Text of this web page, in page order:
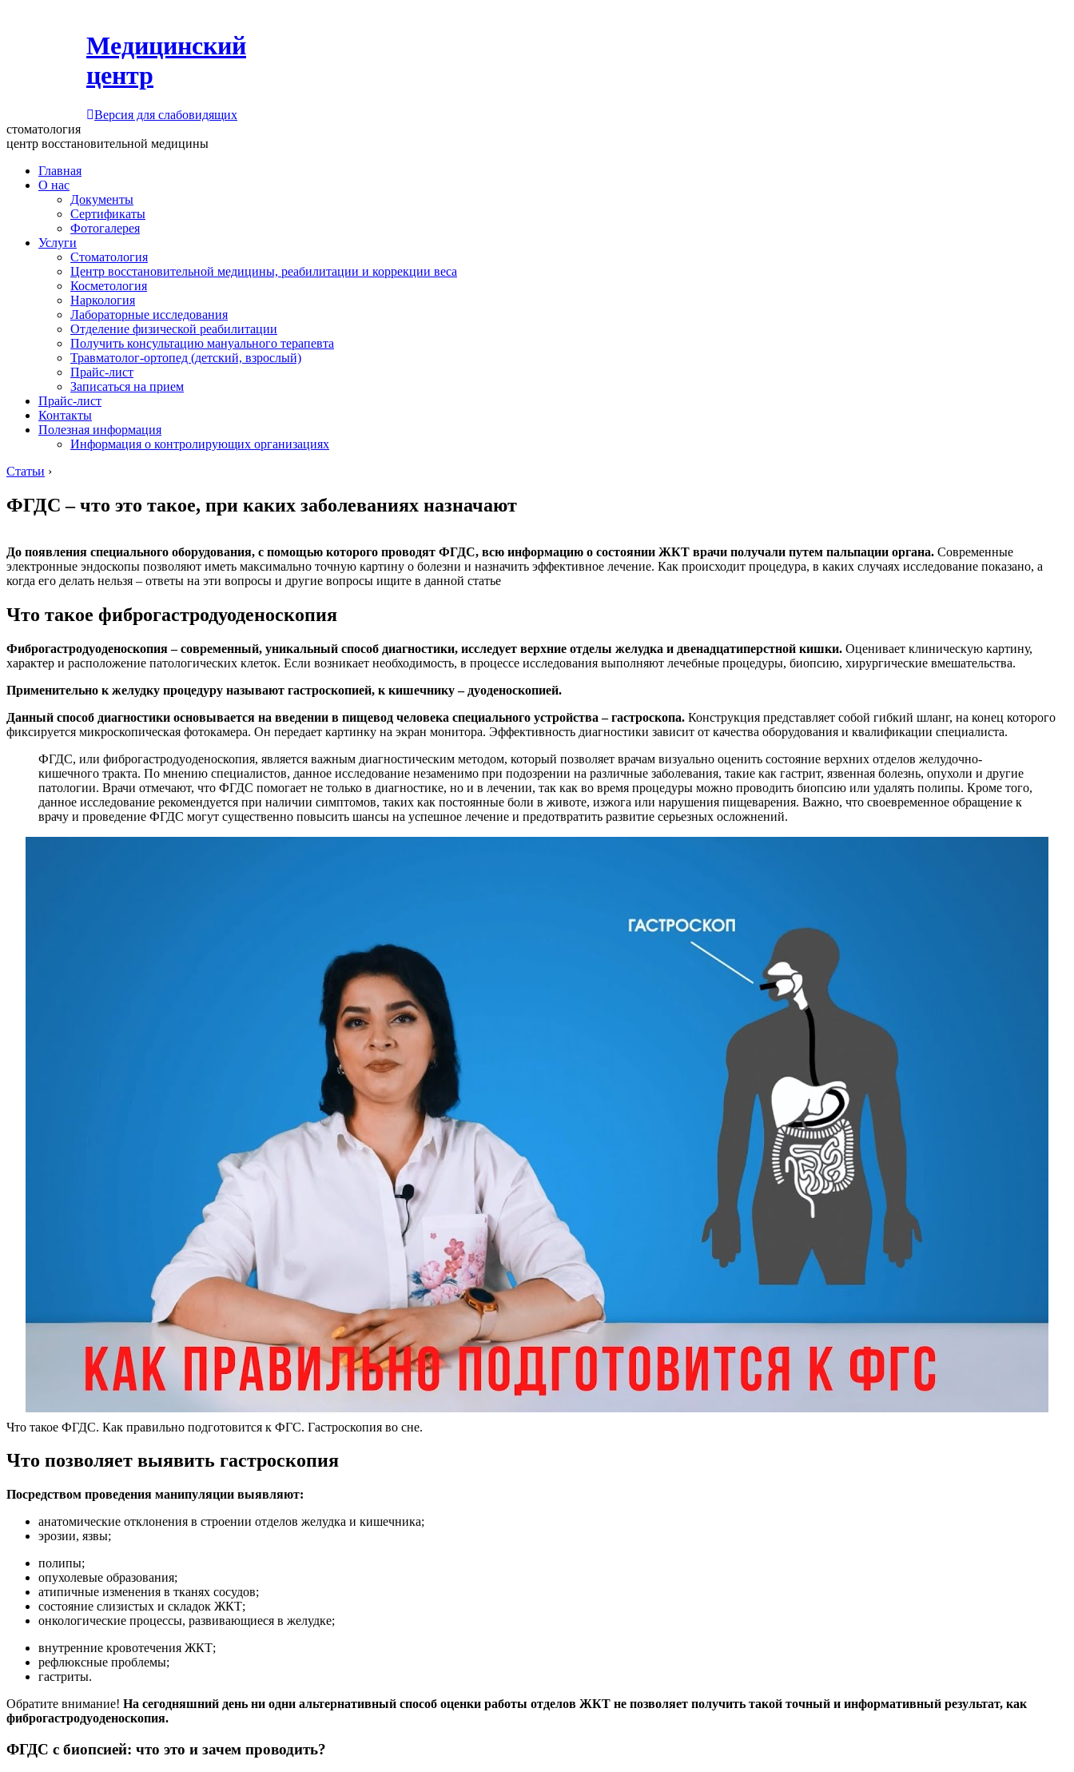
Медицинский
центр
Версия для слабовидящих
стоматология
центр восстановительной медицины
Главная
О нас
Документы
Сертификаты
Фотогалерея
Услуги
Стоматология
Центр восстановительной медицины, реабилитации и коррекции веса
Косметология
Наркология
Лабораторные исследования
Отделение физической реабилитации
Получить консультацию мануального терапевта
Травматолог-ортопед (детский, взрослый)
Прайс-лист
Записаться на прием
Прайс-лист
Контакты
Полезная информация
Информация о контролирующих организациях
Статьи ›
ФГДС – что это такое, при каких заболеваниях назначают
До появления специального оборудования, с помощью которого проводят ФГДС, всю информацию о состоянии ЖКТ врачи получали путем пальпации органа. Современные
электронные эндоскопы позволяют иметь максимально точную картину о болезни и назначить эффективное лечение. Как происходит процедура, в каких случаях исследование показано, а
когда его делать нельзя – ответы на эти вопросы и другие вопросы ищите в данной статье
Что такое фиброгастродуоденоскопия
Фиброгастродуоденоскопия – современный, уникальный способ диагностики, исследует верхние отделы желудка и двенадцатиперстной кишки. Оценивает клиническую картину,
характер и расположение патологических клеток. Если возникает необходимость, в процессе исследования выполняют лечебные процедуры, биопсию, хирургические вмешательства.
Применительно к желудку процедуру называют гастроскопией, к кишечнику – дуоденоскопией.
Данный способ диагностики основывается на введении в пищевод человека специального устройства – гастроскопа. Конструкция представляет собой гибкий шланг, на конец которого
фиксируется микроскопическая фотокамера. Он передает картинку на экран монитора. Эффективность диагностики зависит от качества оборудования и квалификации специалиста.
ФГДС, или фиброгастродуоденоскопия, является важным диагностическим методом, который позволяет врачам визуально оценить состояние верхних отделов желудочно-
кишечного тракта. По мнению специалистов, данное исследование незаменимо при подозрении на различные заболевания, такие как гастрит, язвенная болезнь, опухоли и другие
патологии. Врачи отмечают, что ФГДС помогает не только в диагностике, но и в лечении, так как во время процедуры можно проводить биопсию или удалять полипы. Кроме того,
данное исследование рекомендуется при наличии симптомов, таких как постоянные боли в животе, изжога или нарушения пищеварения. Важно, что своевременное обращение к
врачу и проведение ФГДС могут существенно повысить шансы на успешное лечение и предотвратить развитие серьезных осложнений.
Что такое ФГДС. Как правильно подготовится к ФГС. Гастроскопия во сне.
Что позволяет выявить гастроскопия
Посредством проведения манипуляции выявляют:
анатомические отклонения в строении отделов желудка и кишечника;
эрозии, язвы;
полипы;
опухолевые образования;
атипичные изменения в тканях сосудов;
состояние слизистых и складок ЖКТ;
онкологические процессы, развивающиеся в желудке;
внутренние кровотечения ЖКТ;
рефлюксные проблемы;
гастриты.
Обратите внимание! На сегодняшний день ни одни альтернативный способ оценки работы отделов ЖКТ не позволяет получить такой точный и информативный результат, как
фиброгастродуоденоскопия.
ФГДС с биопсией: что это и зачем проводить?